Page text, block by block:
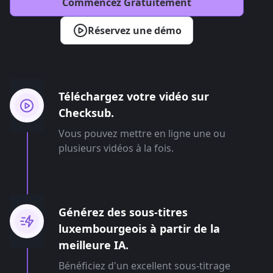
Réservez une démo
Téléchargez votre vidéo sur
Checksub.
Vous pouvez mettre en ligne une ou
plusieurs vidéos à la fois.
Générez des sous-titres
luxembourgeois à partir de la
meilleure IA.
Bénéficiez d'un excellent sous-titrage